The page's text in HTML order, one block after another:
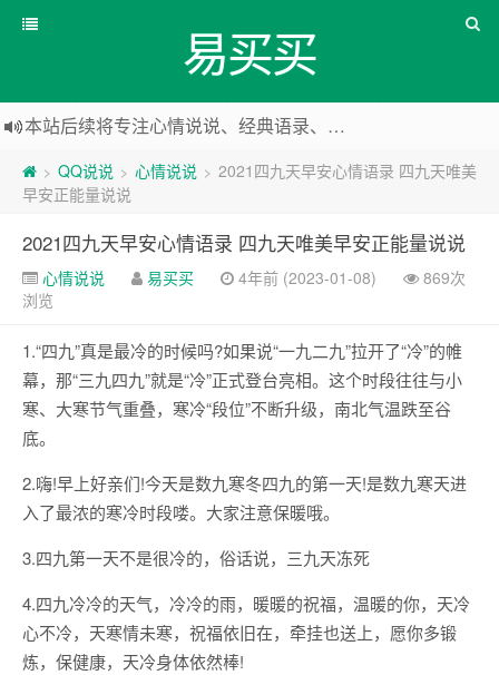
易买买
本站后续将专注心情说说、经典语录、心情随笔等
本站改版，下架友情链接
> QQ说说 > 心情说说 > 2021四九天早安心情语录 四九天唯美
早安正能量说说
2021四九天早安心情语录 四九天唯美早安正能量说说
心情说说 易买买 4年前 (2023-01-08)
869次
浏览
1.“四九”真是最冷的时候吗?如果说“一九二九”拉开了“冷”的帷
幕，那“三九四九”就是“冷”正式登台亮相。这个时段往往与小
寒、大寒节气重叠，寒冷“段位”不断升级，南北气温跌至谷
底。
2.嗨!早上好亲们!今天是数九寒冬四九的第一天!是数九寒天进
入了最浓的寒冷时段喽。大家注意保暖哦。
3.四九第一天不是很冷的，俗话说，三九天冻死
4.四九冷冷的天气，冷冷的雨，暖暖的祝福，温暖的你，天冷
心不冷，天寒情未寒，祝福依旧在，牵挂也送上，愿你多锻
炼，保健康，天冷身体依然棒!